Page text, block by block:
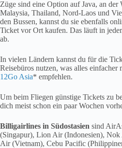
Züge sind eine Option auf Java, an der
Malaysia, Thailand, Nord-Laos und
den Bussen, kannst du sie ebenfalls
Ticket vor Ort kaufen. Das läuft in
ab.
In vielen Ländern kannst du für die
Reisebüros nutzen, was alles einfacher
12Go Asia* empfehlen.
Um beim Fliegen günstige Tickets zu
dich meist schon ein paar Wochen
Billigairlines in Südostasien sind
(Singapur), Lion Air (Indonesien),
Air (Vietnam), Cebu Pacific